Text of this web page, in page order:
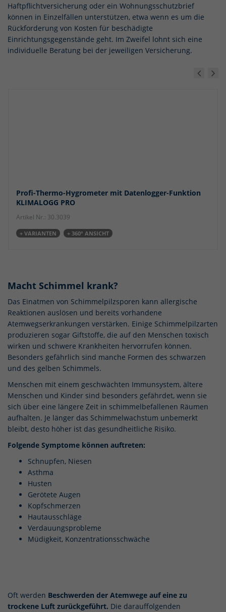
Haftpflichtversicherung oder ein Wohnungsschutzbrief
können in Einzelfällen unterstützen, etwa wenn es um die
Rückforderung von Kosten für beschädigte
Einrichtungsgegenstände geht. Im Zweifel lohnt sich eine
individuelle Beratung bei der jeweiligen Versicherung.
Profi-Thermo-Hygrometer mit Datenlogger-Funktion
KLIMALOGG PRO
Artikel Nr.: 30.3039
+ VARIANTEN + 360° ANSICHT
Macht Schimmel krank?
Das Einatmen von Schimmelpilzsporen kann allergische
Reaktionen auslösen und bereits vorhandene
Atemwegserkrankungen verstärken. Einige Schimmelpilzarten
produzieren sogar Giftstoffe, die auf den Menschen toxisch
wirken und schwere Krankheiten hervorrufen können.
Besonders gefährlich sind manche Formen des schwarzen
und des gelben Schimmels.
Menschen mit einem geschwächten Immunsystem, ältere
Menschen und Kinder sind besonders gefährdet, wenn sie
sich über eine längere Zeit in schimmelbefallenen Räumen
aufhalten. Je länger das Schimmelwachstum unbemerkt
bleibt, desto höher ist das gesundheitliche Risiko.
Folgende Symptome können auftreten:
Schnupfen, Niesen
Asthma
Husten
Gerötete Augen
Kopfschmerzen
Hautausschläge
Verdauungsprobleme
Müdigkeit, Konzentrationsschwäche
Oft werden Beschwerden der Atemwege auf eine zu
trockene Luft zurückgeführt. Die darauffolgenden